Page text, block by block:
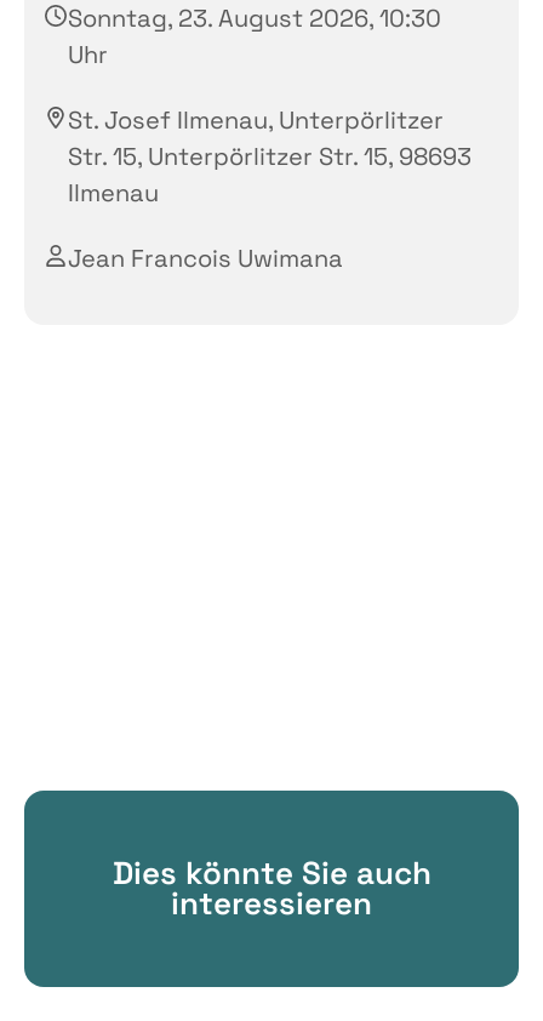
Sonntag, 23. August 2026, 10:30
Uhr
St. Josef Ilmenau, Unterpörlitzer
Str. 15, Unterpörlitzer Str. 15, 98693
Ilmenau
Jean Francois Uwimana
Dies könnte Sie auch
interessieren